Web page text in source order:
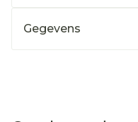
Gegevens